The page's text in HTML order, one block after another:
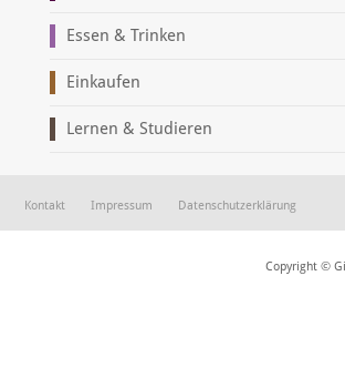
Essen & Trinken
Einkaufen
Lernen & Studieren
Kontakt Impressum Datenschutzerklärung
Copyright ©